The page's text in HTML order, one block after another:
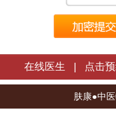
在线医生 点击
长春肤康皮
肤康●中